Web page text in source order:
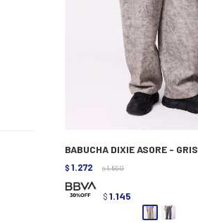
BABUCHA DIXIE ASORE - GRIS
$ 1.272 $ 1.590
$ 1.145